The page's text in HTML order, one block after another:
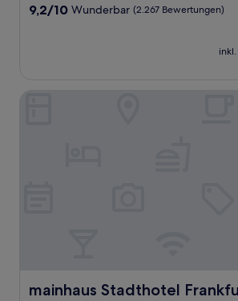
9.2
9,2/10 Wunderbar (2.267 Bewertungen)
mainhaus Stadthotel
mainhaus Stadthotel Frankfurt